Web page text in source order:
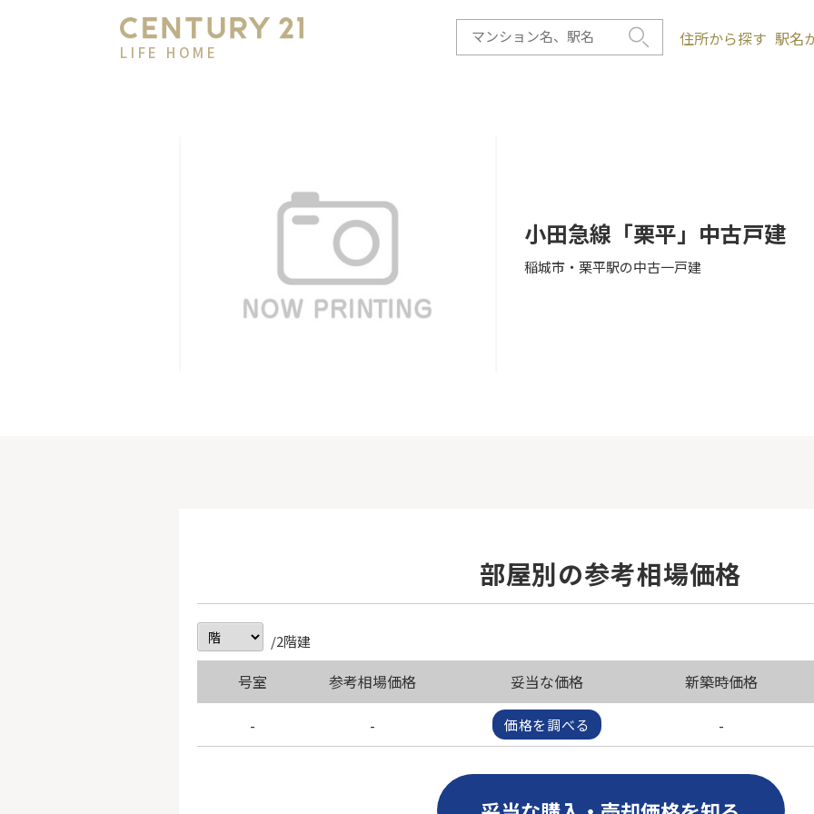
LIFE HOME
住所から探す 駅名
小田急線「栗平」中古戸建
稲城市・栗平駅の中古一戸建
部屋別の参考相場価格
/2階建
号室 参考相場価格 妥当な価格 新築時価格
-
- 価格を調べる -